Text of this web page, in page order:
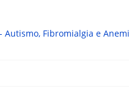
Autismo, Fibromialgia e